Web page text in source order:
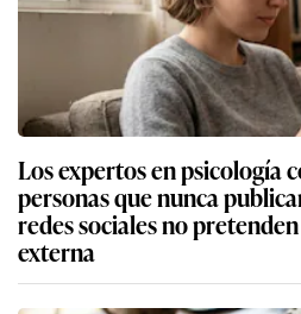
Los expertos en psicología
personas que nunca
redes sociales no
externa